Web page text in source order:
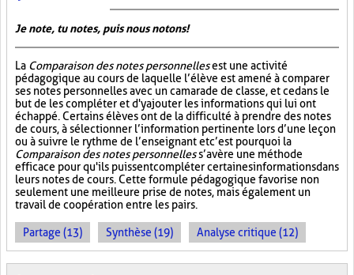
Je note, tu notes, puis nous notons!
La Comparaison des notes personnellesest une activité
pédagogique au cours de laquelle l’élève est amené à comparer
ses notes personnelles avec un camarade de classe, et ce dans le
but de les compléter et d'y ajouter les informations qui lui ont
échappé. Certains élèves ont de la difficulté à prendre des notes
de cours, à sélectionner l’information pertinente lors d’une leçon
ou à suivre le rythme de l’enseignant et c’est pourquoi la
Comparaison des notes personnelless’avère une méthode
efficace pour qu'ils puissent compléter certaines informations dans
leurs notes de cours. Cette formule pédagogique favorise non
seulement une meilleure prise de notes, mais également un
travail de coopération entre les pairs.
Partage (13) Synthèse (19) Analyse critique (12)